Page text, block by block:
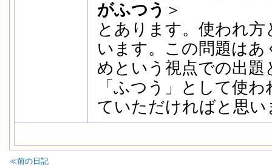
がふつう ＞
とあります。使われ
います。この問題は
めという視点での出題
「ふつう」として使
ていただければと思い
≪前の日記